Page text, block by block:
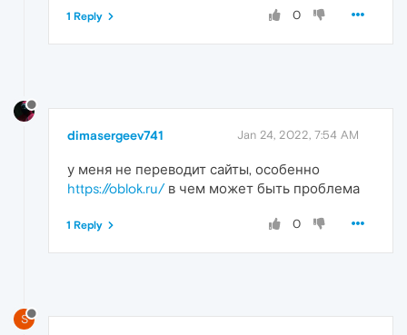
0
1 Reply
dimasergeev741 Jan 24, 2022, 7:54 AM
у меня не переводит сайты, особенно
https://oblok.ru/в чем может быть проблема
0
1 Reply
S